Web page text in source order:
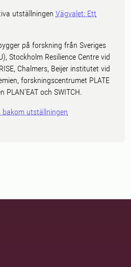
utställningen Vägvalet: Ett
på forskning från Sveriges
Stockholm Resilience Centre vid
Chalmers, Beijer institutet vid
forskningscentrumet PLATE
och SWITCH.
bakom utställningen